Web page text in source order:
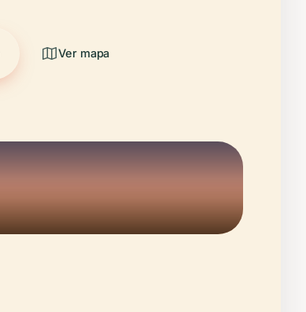
Ver mapa